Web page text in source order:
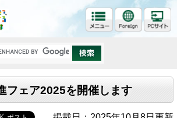
フェア2025を開催します